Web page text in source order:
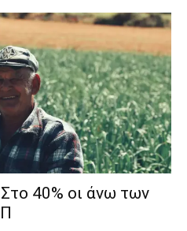
Στο 40% οι άνω των